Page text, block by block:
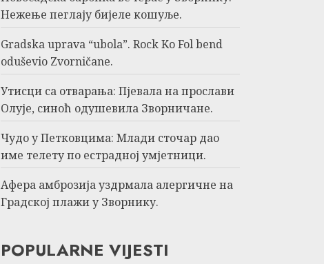
Нежење пеглају бијеле кошуље.
Gradska uprava “ubola”. Rock Ko Fol bend
oduševio Zvorničane.
Утисци са отварања: Пјевала на прослави
Олује, синоћ одушевила Зворничане.
Чудо у Петковцима: Млади сточар дао
име телету по естрадној умјетници.
Афера амброзија уздрмала алергичне на
Градској плажи у Зворнику.
POPULARNE VIJESTI